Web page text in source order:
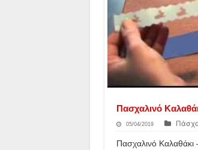
Πασχαλινό
05/04/2019
Πασχαλινό Καλαθάκι